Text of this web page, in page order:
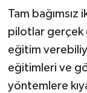
Tam
pilotlar gerçek
eğitim
eğitimleri ve
yöntemlere